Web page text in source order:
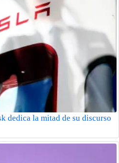
dedica la mitad de su discurso